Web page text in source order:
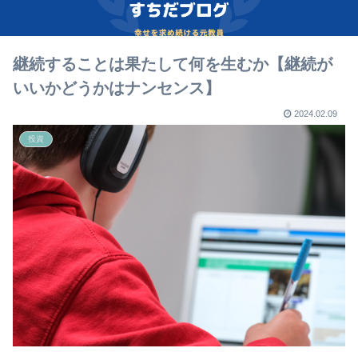
継続することは果たして何を生むか【継続が
いいかどうかはナンセンス】
2024.02.09
投資